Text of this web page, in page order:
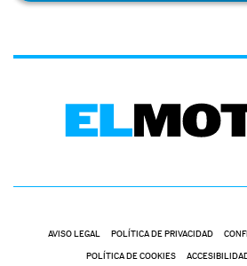
AVISO LEGAL POLÍTICA DE PRIVACIDAD
POLÍTICA DE COOKIES